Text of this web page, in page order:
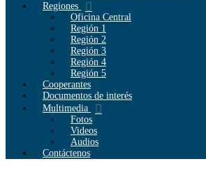
Regiones
Oficina Central
Región 1
Región 2
Región 3
Región 4
Región 5
Cooperantes
Documentos de interés
Multimedia
Fotos
Videos
Audios
Contáctenos